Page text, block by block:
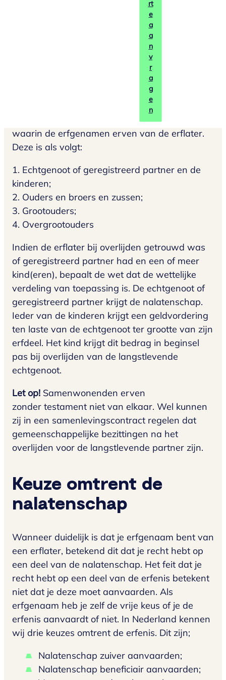
rt
e
a
a
n
v
r
a
g
e
n
Erven volgens het
Het erfrecht bepaalt onder andere de volgorde
waarin de erfgenamen erven van de erflater.
Deze is als volgt:
1. Echtgenoot of geregistreerd partner en de
kinderen;
2. Ouders en broers en zussen;
3. Grootouders;
4. Overgrootouders
Indien de erflater bij overlijden getrouwd was
of geregistreerd partner had en een of meer
kind(eren), bepaalt de wet dat de wettelijke
verdeling van toepassing is. De echtgenoot of
geregistreerd partner krijgt de nalatenschap.
Ieder van de kinderen krijgt een geldvordering
ten laste van de echtgenoot ter grootte van zijn
erfdeel. Het kind krijgt dit bedrag in beginsel
pas bij overlijden van de langstlevende
echtgenoot.
Let op! Samenwonenden erven
zonder testament niet van elkaar. Wel kunnen
zij in een samenlevingscontract regelen dat
gemeenschappelijke bezittingen na het
overlijden voor de langstlevende partner zijn.
Keuze omtrent de
nalatenschap
Wanneer duidelijk is dat je erfgenaam bent van
een erflater, betekend dit dat je recht hebt op
een deel van de nalatenschap. Het feit dat je
recht hebt op een deel van de erfenis betekent
niet dat je deze moet aanvaarden. Als
erfgenaam heb je zelf de vrije keus of je de
erfenis aanvaardt of niet. In Nederland kennen
wij drie keuzes omtrent de erfenis. Dit zijn;
Nalatenschap zuiver aanvaarden;
Nalatenschap beneficiair aanvaarden;